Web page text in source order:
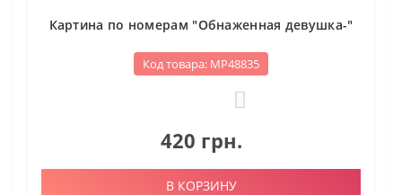
Картина по номерам "Обнаженная девушка-"
Код товара: МР48835
420 грн.
В КОРЗИНУ